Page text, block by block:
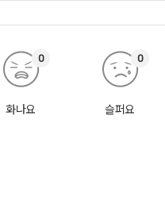
화나요
0
슬퍼요
0